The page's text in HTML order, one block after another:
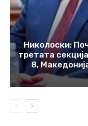
Николоски:
третата
8,